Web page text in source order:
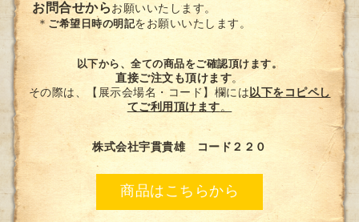
お問合せから お願いいたします。
＊ ご希望日時の明記をお願いいたします。
以下から、全ての商品をご確認頂けます。
直接ご注文も頂けます。
その際は、【展示会場名・コード】欄には以下をコピペし
てご利用頂けます。
株式会社宇貫貴雄 コード２２０
商品はこちらから